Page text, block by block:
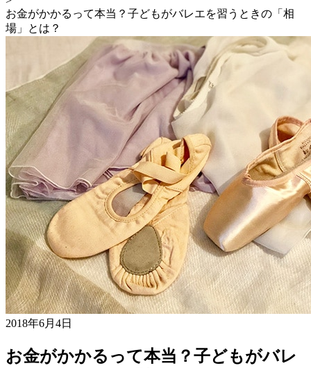
お金がかかるって本当？子どもがバレエを習うときの「相
場」とは？
2018年6月4日
お金がかかるって本当？子どもがバレ